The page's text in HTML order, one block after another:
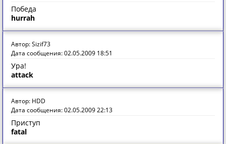
Победа
hurrah
Автор: Sizif73
Дата сообщения: 02.05.2009 18:51
Ура!
attack
Автор: HDD
Дата сообщения: 02.05.2009 22:13
Приступ
fatal